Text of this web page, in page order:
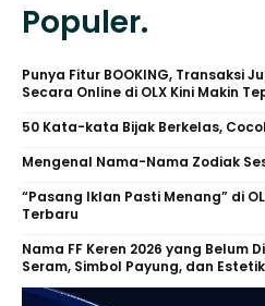
Populer.
Punya Fitur BOOKING, Transaksi
Secara Online di OLX Kini Makin
50 Kata-kata Bijak Berkelas,
Mengenal Nama-Nama Zodiak
“Pasang Iklan Pasti Menang” di
Terbaru
Nama FF Keren 2026 yang Belum
Seram, Simbol Payung, dan Estetik